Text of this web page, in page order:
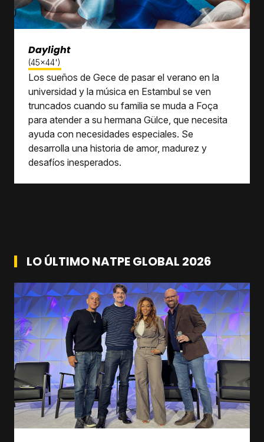
Daylight
(45x44')
Los sueños de Gece de pasar el verano en la
universidad y la música en Estambul se ven
truncados cuando su familia se muda a Foça
para atender a su hermana Gülce, que necesita
ayuda con necesidades especiales. Se
desarrolla una historia de amor, madurez y
desafíos inesperados.
LO ÚLTIMO NATPE GLOBAL 2026